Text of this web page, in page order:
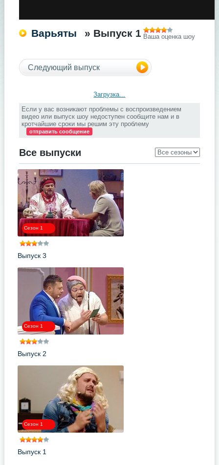
Варьяты » Выпуск 1 Ваша оценка шоу
Следующий выпуск
Загрузка...
Если у вас возникают проблемы с воспроизведением
видео или выпуск шоу недоступен сообщите нам и в
кротчайшие сроки мы решим эту проблему
отправить сообщение
Все выпуски
Сезон 1
Выпуск 3
Сезон 1
Выпуск 2
Сезон 1
Выпуск 1